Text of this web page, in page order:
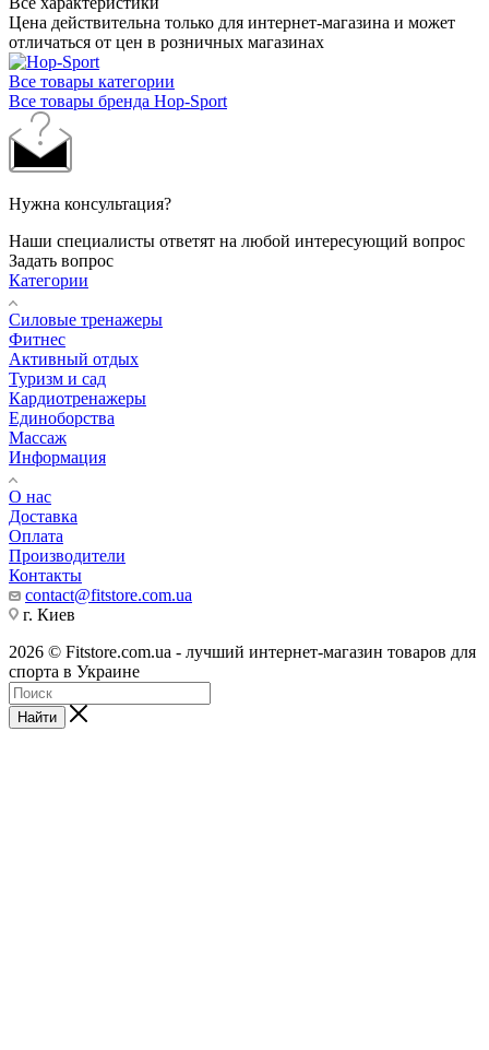
Цена действительна только для интернет-магазина и может
отличаться от цен в розничных магазинах
Все товары категории
Все товары бренда Hop-Sport
Нужна консультация?
Наши специалисты ответят на любой интересующий вопрос
Задать вопрос
Категории
Силовые тренажеры
Фитнес
Активный отдых
Туризм и сад
Кардиотренажеры
Единоборства
Массаж
Информация
О нас
Доставка
Оплата
Производители
Контакты
contact@fitstore.com.ua
г. Киев
2026 © Fitstore.com.ua - лучший интернет-магазин товаров для
спорта в Украине
Найти